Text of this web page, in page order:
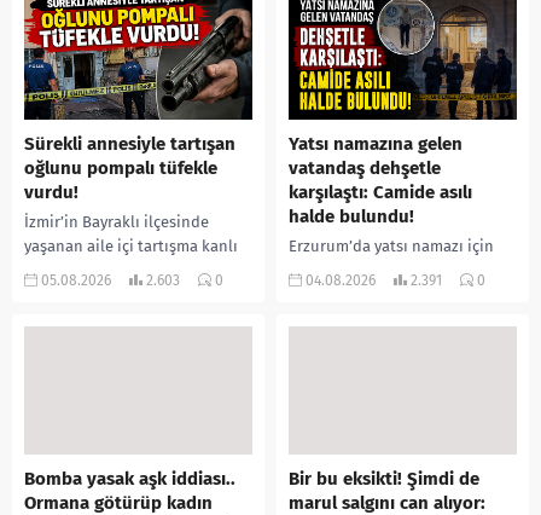
Sürekli annesiyle tartışan
oğlunu pompalı tüfekle
vurdu!
İzmir’in Bayraklı ilçesinde
yaşanan aile içi tartışma kanlı
bitti. İddiaya göre, uzun süredir
05.08.2026 2.603 0
Yatsı namazına gelen
vatandaş dehşetle
karşılaştı: Camide asılı
halde bulundu!
Erzurum’da yatsı namazı için
camiye gelen bir vatandaş,
04.08.2026 2.391 0
Bomba yasak aşk iddiası..
Ormana götürüp kadın
Bir bu eksikti! Şimdi de
marul salgını can alıyor: